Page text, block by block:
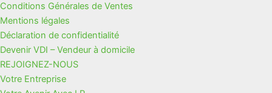
Conditions Générales de Ventes
Mentions légales
Déclaration de confidentialité
Devenir VDI – Vendeur à domicile
REJOIGNEZ-NOUS
Votre Entreprise